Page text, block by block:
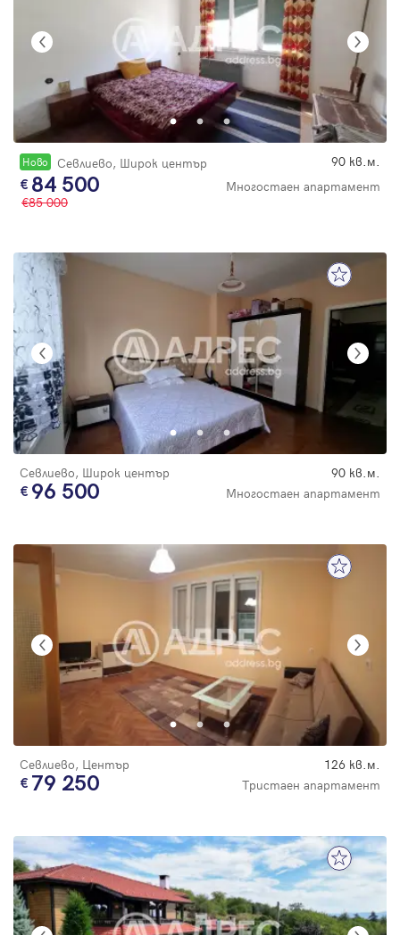
Новo Севлиево, Широк център 90 кв.м.
84 500
Многостаен апартамент
85 000
Севлиево, Широк център 90 кв.м.
96 500 Многостаен апартамент
Севлиево, Център 126 кв.м.
79 250 Тристаен апартамент